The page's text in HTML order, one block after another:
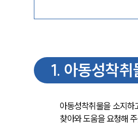
1. 아동성착취
아동성착취물을 소지
찾아와 도움을 요청해